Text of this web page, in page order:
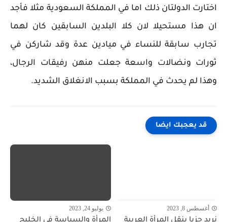
اختارت الدولتان ذلك اما في المملكة السعودية مثلا فأجد
ان هذا مستحيلا لان كلا البلدين السابقين كان لهما
تجارب سابقة للنساء في ميادين عدة وقد شاركن في
ثورات ونضالات واسعة جعلت منهن رفيقات الرجال،
وهذا لم يحدث في المملكة بسبب الانغلاق الشديد.
قد يعجبك ايضا
أغسطس 8, 2023 يوليو 24, 2023